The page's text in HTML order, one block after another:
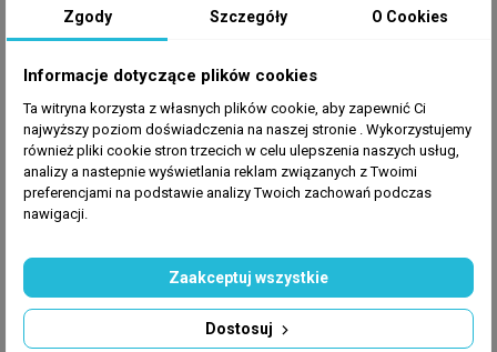
wykonanie podzespołów pozwala na
bezpieczną, ciągłą pracę 24/7 przy zachowaniu
Uniwersalność i odporność:Pompa jest w
pełni odporna na działanie wody słodkiej oraz
agresywnego środowiska morskiego, co czyni
ją niezwykle elastycznym narzędziem dla
każdego hobbysty.
konserwację urządzenia bez użycia
jakichkolwiek specjalistycznych narzędzi.
Zgody Szczegóły O Cookies
Informacje dotyczące plików cookies
Ta witryna korzysta z własnych plików cookie, aby zapewnić Ci
najwyższy poziom doświadczenia na naszej stronie . Wykorzystujemy
również pliki cookie stron trzecich w celu ulepszenia naszych usług,
analizy a nastepnie wyświetlania reklam związanych z Twoimi
preferencjami na podstawie analizy Twoich zachowań podczas
nawigacji.
Dostosuj
Zaakceptuj wszystkie